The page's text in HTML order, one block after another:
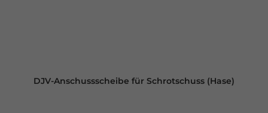
DJV-Anschussscheibe für Schrotschuss (Hase)